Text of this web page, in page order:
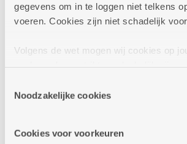
gegevens om in te loggen niet telkens
voeren. Cookies zijn niet schadelijk
Volgens de wet mogen wij cookies op
cookies hebben we jouw toestemming
cookies worden geplaatst door derde
informatie over jouw (geanonimiseerd)
Noodzakelijke cookies
Cookies voor voorkeuren
Steven de Lelie
trekt Steven de Lelie de registers